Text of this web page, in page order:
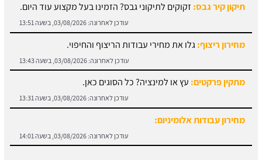
תיקון קיר גבס: זקוקים לתיקוני גבס? הזמינו בעל מקצוע עוד היום.
עודכן לאחרונה: 03/08/2026, בשעה 13:51
מחירון ריצוף:גלו את מחירי עבודות הריצוף והחיפוי.
עודכן לאחרונה: 03/08/2026, בשעה 13:43
מתקין פרקטים: עץ או למינציה? כל הסוגים כאן.
עודכן לאחרונה: 03/08/2026, בשעה 13:31
מחירון עבודות אלומיניום:
עודכן לאחרונה: 03/08/2026, בשעה 14:01